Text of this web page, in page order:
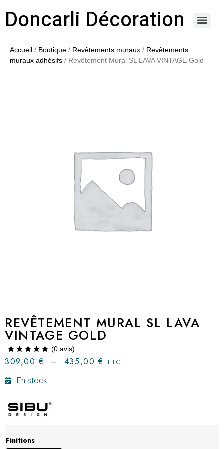
Doncarli Décoration
Accueil / Boutique / Revêtements muraux / Revêtements
muraux adhésifs / Revêtement Mural SL LAVA VINTAGE Gold
REVÊTEMENT MURAL SL LAVA
VINTAGE GOLD
(0 avis)
309,00€ – 435,00€ TTC
En stock
Finitions